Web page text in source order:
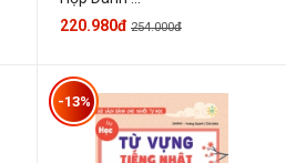
220.980đ 254.000đ
-13%